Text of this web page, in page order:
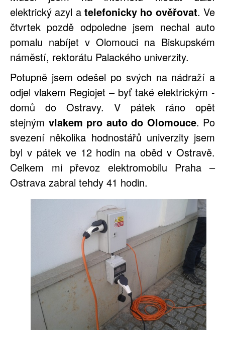
elektrický azyl a telefonicky ho ověřovat. Ve
čtvrtek pozdě odpoledne jsem nechal auto
pomalu nabíjet v Olomouci na Biskupském
náměstí, rektorátu Palackého univerzity.
Potupně jsem odešel po svých na nádraží a
odjel vlakem Regiojet – byť také elektrickým -
domů do Ostravy. V pátek ráno opět
stejným vlakem pro auto do Olomouce. Po
svezení několika hodnostářů univerzity jsem
byl v pátek ve 12 hodin na oběd v Ostravě.
Celkem mi převoz elektromobilu Praha –
Ostrava zabral tehdy 41 hodin.